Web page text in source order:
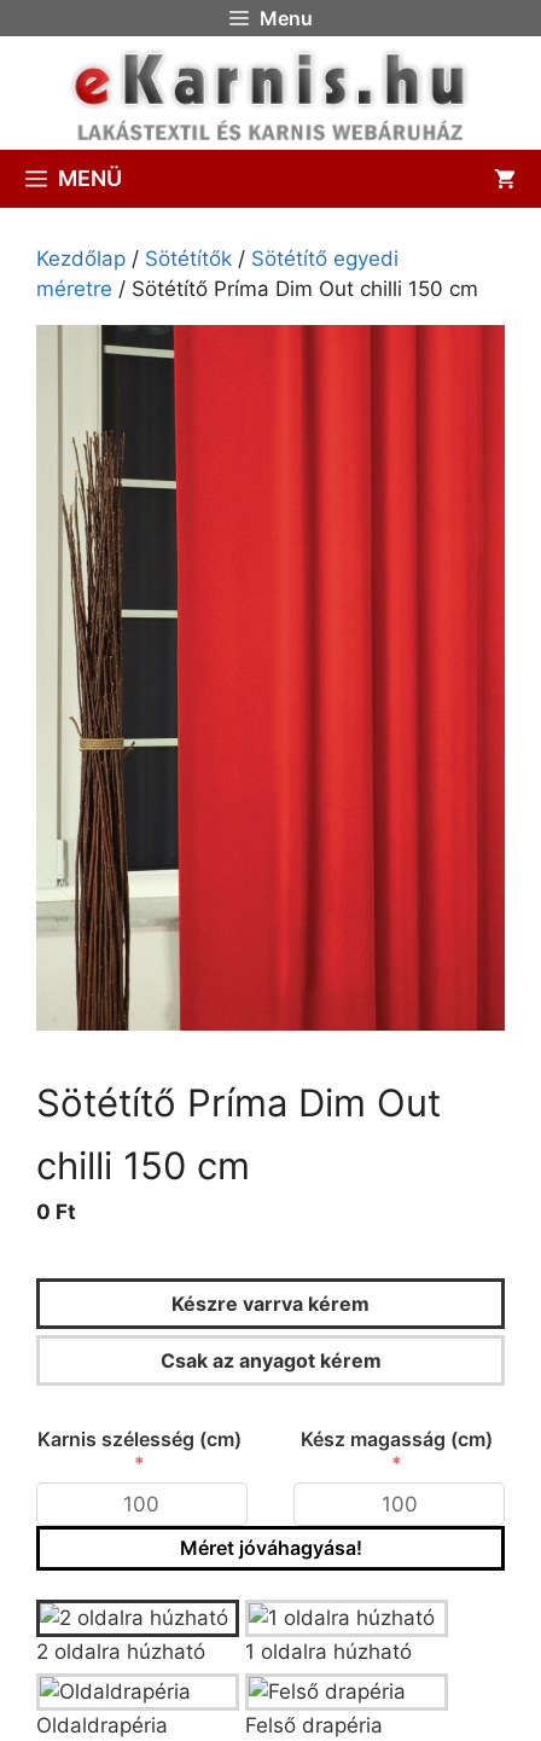
Menu
MENÜ
Kezdőlap / Sötétítők / Sötétítő egyedi
méretre / Sötétítő Príma Dim Out chilli 150 cm
Sötétítő Príma Dim Out
chilli 150 cm
0 Ft
Készre varrva kérem
Csak az anyagot kérem
Karnis szélesség (cm) Kész magasság (cm)
Méret jóváhagyása!
2 oldalra húzható 1 oldalra húzható
Oldaldrapéria
Felső drapéria